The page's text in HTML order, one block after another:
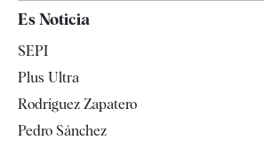
España
Televisión
Es Noticia
SEPI
Plus Ultra
Rodríguez Zapatero
Pedro Sánchez